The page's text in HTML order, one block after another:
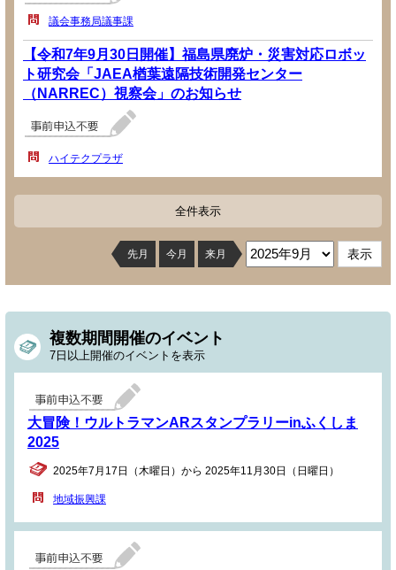
議会事務局議事課
【令和7年9月30日開催】福島県廃炉・災害対応ロボッ
ト研究会「JAEA楢葉遠隔技術開発センター
（NARREC）視察会」のお知らせ
ハイテクプラザ
全件表示
先月 今月 来月
複数期間開催のイベント
7日以上開催のイベントを表示
大冒険！ウルトラマンARスタンプラリーinふくしま
2025
2025年7月17日（木曜日）から 2025年11月30日（日曜日）
地域振興課